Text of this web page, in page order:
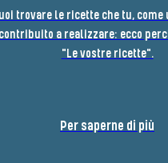
trovare le ricette che tu,
a realizzare: ecco
"Le vostre ricette".
Per saperne di più